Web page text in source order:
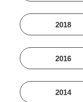
2018
2016
2014